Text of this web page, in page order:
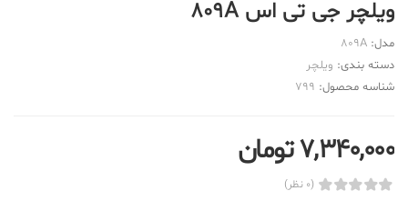
ویلچر جی تی اس 809A
مدل: 809A
دسته بندی: ویلچر
شناسه محصول: 799
7,340,000 تومان
(0 نظر)